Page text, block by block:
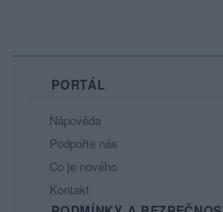
PORTÁL
Nápověda
Podpořte nás
Co je nového
Kontakt